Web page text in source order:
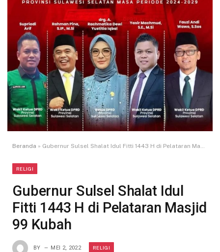
Beranda » Gubernur Sulsel Shalat Idul Fitti 1443 H di Pelataran Masjid 99 Kubah
RELIGI
Gubernur Sulsel Shalat Idul
Fitti 1443 H di Pelataran Masjid
99 Kubah
BY MEI 2, 2022 RELIGI